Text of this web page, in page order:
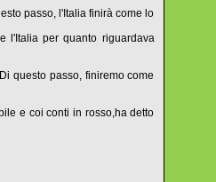
passo, l'Italia finirà come lo
l'Italia per quanto riguardava
questo passo, finiremo come
e coi conti in rosso,ha detto